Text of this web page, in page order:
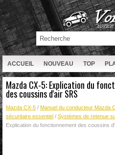
ACCUEIL NOUVEAU TOP
RECHERCHE
Mazda CX-5: Explication du
des coussins d'air SRS
Mazda CX-5 / Manuel du conducteur Mazda
sécuritaire essentiel / Systèmes de retenue
Explication du fonctionnement des coussins